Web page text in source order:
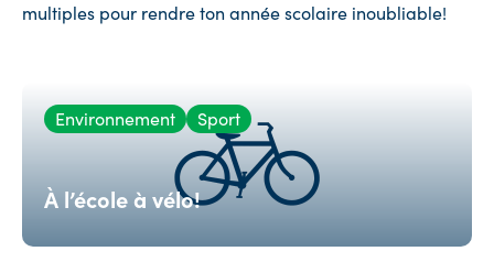
multiples pour rendre ton année scolaire inoubliable!
Environnement Sport
À l’école à vélo!